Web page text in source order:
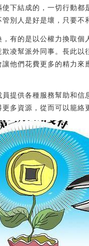
下結成的，一切行動
別人是好是壞，只要不
有的是以公權力換取
凌幫派外同事。長此
他們花費更多的精力
提供各種服務幫助和
多資源，從而可以籠絡